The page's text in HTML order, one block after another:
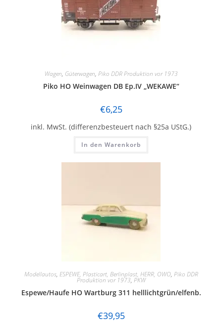
Wagen, Güterwagen, Piko DDR Produktion vor 1973
Piko HO Weinwagen DB Ep.IV „WEKAWE“
€6,25
inkl. MwSt. (differenzbesteuert nach §25a UStG.)
In den Warenkorb
Modellautos, ESPEWE, Plasticart, Berlinplast, HERR, OWO, Piko DDR
Produktion vor 1973, PKW
Espewe/Haufe HO Wartburg 311 helllichtgrün/elfenb.
€39,95